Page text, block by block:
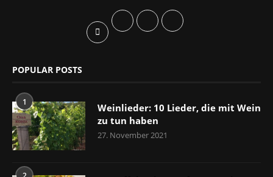
POPULAR POSTS
1
Weinlieder: 10 Lieder, die mit Wein
zu tun haben
27. November 2021